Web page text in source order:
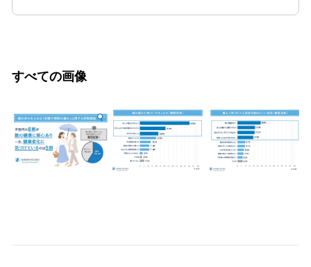
すべての画像